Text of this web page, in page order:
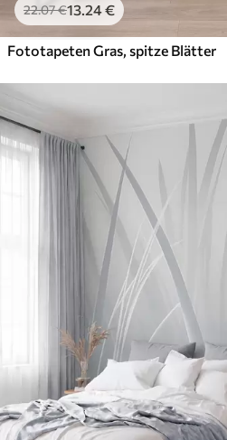
22.07€13.24€
Fototapeten Gras, spitze Blätter